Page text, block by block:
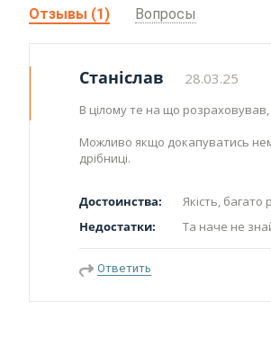
Отзывы (1) Вопросы
Станіслав 28.03.25
В цілому те на що
Можливо якщо докапуватись
дрібниці.
Достоинства:
Якість, багато
Недостатки:
Та наче не
Ответить